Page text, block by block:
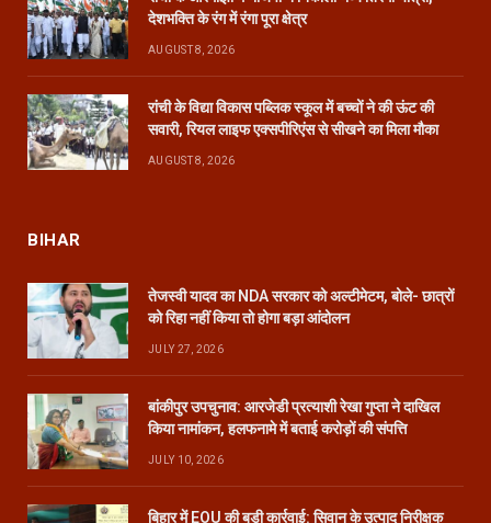
देशभक्ति के रंग में रंगा पूरा क्षेत्र
AUGUST 8, 2026
रांची के विद्या विकास पब्लिक स्कूल में बच्चों ने की ऊंट की
सवारी, रियल लाइफ एक्सपीरिएंस से सीखने का मिला मौका
AUGUST 8, 2026
BIHAR
तेजस्वी यादव का NDA सरकार को अल्टीमेटम, बोले- छात्रों
को रिहा नहीं किया तो होगा बड़ा आंदोलन
JULY 27, 2026
बांकीपुर उपचुनाव: आरजेडी प्रत्याशी रेखा गुप्ता ने दाखिल
किया नामांकन, हलफनामे में बताई करोड़ों की संपत्ति
JULY 10, 2026
बिहार में EOU की बड़ी कार्रवाई: सिवान के उत्पाद निरीक्षक